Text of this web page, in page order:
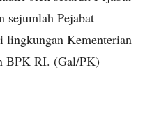
sejumlah Pejabat
lingkungan Kementerian
BPK RI. (Gal/PK)